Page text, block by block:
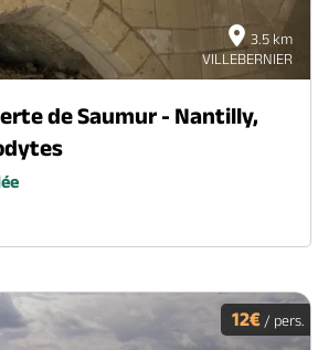
3.5 km
VILLEBERNIER
de Saumur - Nantilly,
12€/ pers.